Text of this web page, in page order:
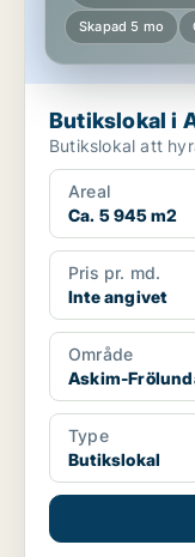
Skapad 5 mo
Butikslokal i
Butikslokal att
Areal
Ca. 5 945 m2
Pris pr. md.
Inte angivet
Område
Askim-
Type
Butikslokal